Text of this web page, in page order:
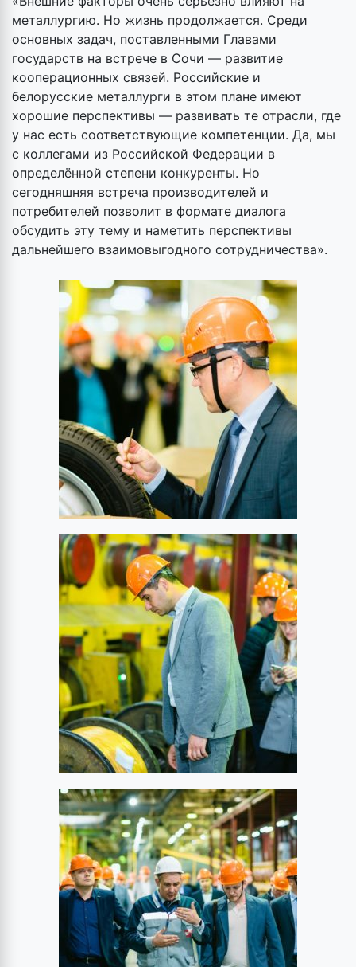
металлургию. Но жизнь продолжается. Среди
основных задач, поставленными Главами
государств на встрече в Сочи — развитие
кооперационных связей. Российские и
белорусские металлурги в этом плане имеют
хорошие перспективы — развивать те отрасли, где
у нас есть соответствующие компетенции. Да, мы
с коллегами из Российской Федерации в
определённой степени конкуренты. Но
сегодняшняя встреча производителей и
потребителей позволит в формате диалога
обсудить эту тему и наметить перспективы
дальнейшего взаимовыгодного сотрудничества».